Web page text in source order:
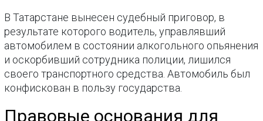
В Татарстане вынесен судебный приговор, в
результате которого водитель, управлявший
автомобилем в состоянии алкогольного опьянения
и оскорбивший сотрудника полиции, лишился
своего транспортного средства. Автомобиль был
конфискован в пользу государства.
Правовые основания для